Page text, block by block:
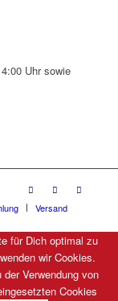
Uhr sowie
Versand
für Dich optimal zu
wir Cookies.
Verwendung von
Cookies